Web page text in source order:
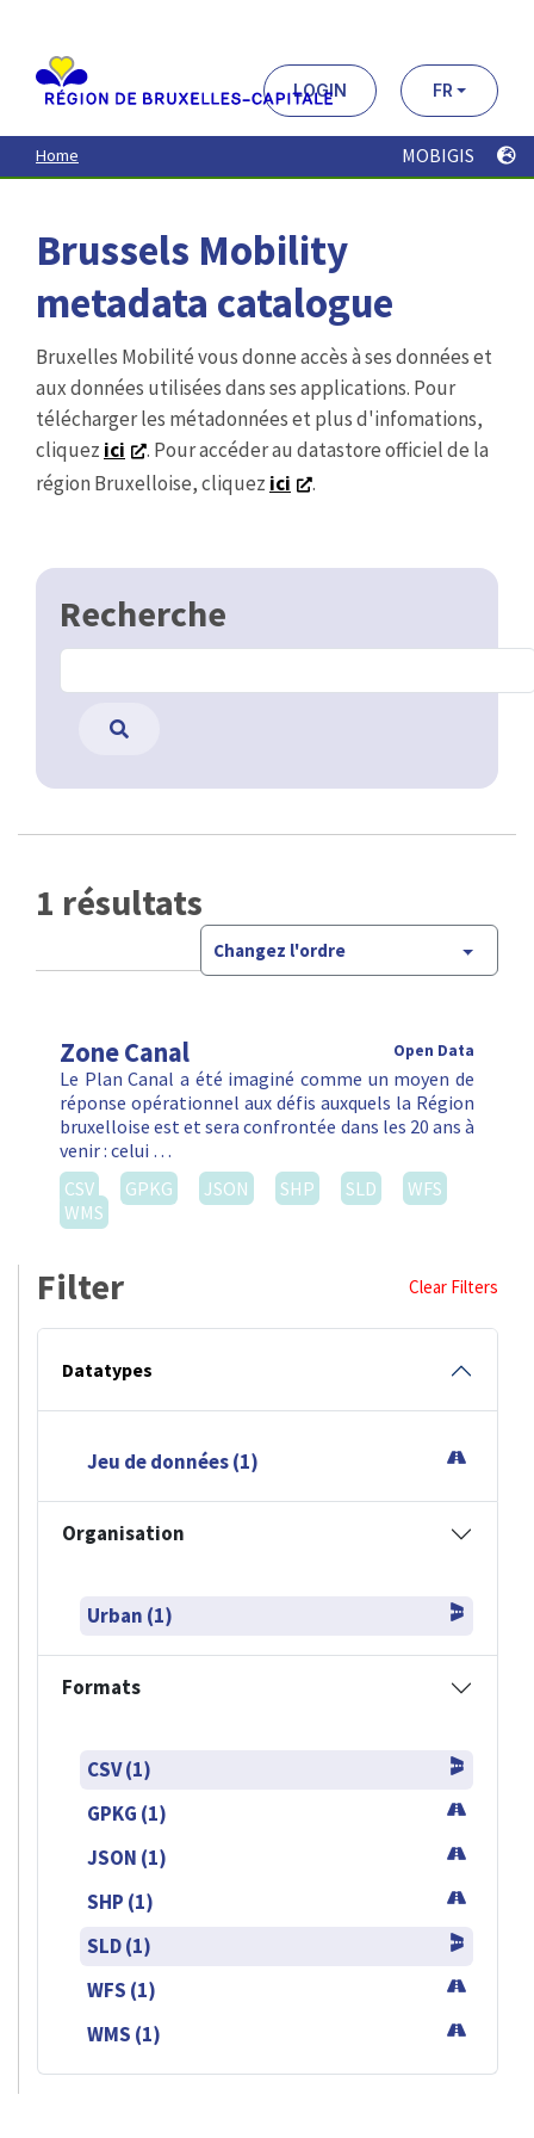
contenu
principal
LOGIN FR
Home MOBIGIS
Brussels Mobility
metadata catalogue
Bruxelles Mobilité vous donne accès à ses données et
aux données utilisées dans ses applications. Pour
télécharger les métadonnées et plus d'infomations,
cliquez ici
. Pour accéder au datastore officiel de la
région Bruxelloise, cliquez ici .
Recherche
1 résultats
Changez l'ordre
Zone Canal Open Data
Le Plan Canal a été imaginé comme un moyen de
réponse opérationnel aux défis auxquels la Région
bruxelloise est et sera confrontée dans les 20 ans à
venir : celui …
CSV
GPKG JSON SHP SLD
WFS
WMS
Filter Clear Filters
Datatypes
Jeu de données (1)
Organisation
Urban (1)
Formats
CSV (1)
GPKG (1)
JSON (1)
SHP (1)
SLD (1)
WFS (1)
WMS (1)